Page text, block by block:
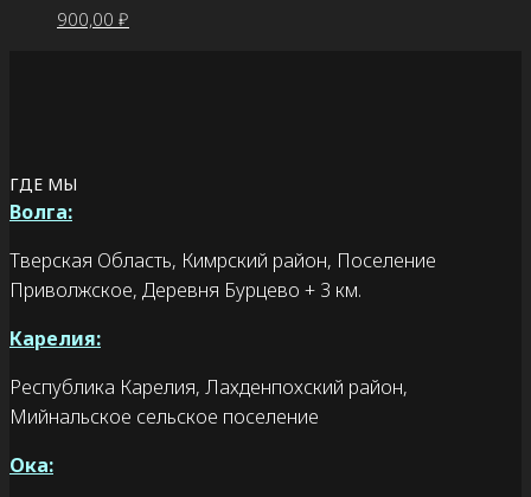
900,00 ₽
ГДЕ МЫ
Волга:
Тверская Область, Кимрский район, Поселение
Приволжское, Деревня Бурцево + 3 км.
Карелия:
Республика Карелия, Лахденпохский район,
Мийнальское сельское поселение
Ока: